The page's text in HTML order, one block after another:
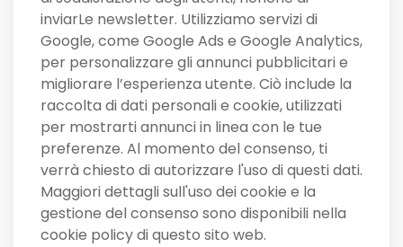
inviarLe newsletter. Utilizziamo servizi di
Google, come Google Ads e Google Analytics,
per personalizzare gli annunci pubblicitari e
migliorare l’esperienza utente. Ciò include la
raccolta di dati personali e cookie, utilizzati
per mostrarti annunci in linea con le tue
preferenze. Al momento del consenso, ti
verrà chiesto di autorizzare l'uso di questi dati.
Maggiori dettagli sull'uso dei cookie e la
gestione del consenso sono disponibili nella
cookie policy di questo sito web.